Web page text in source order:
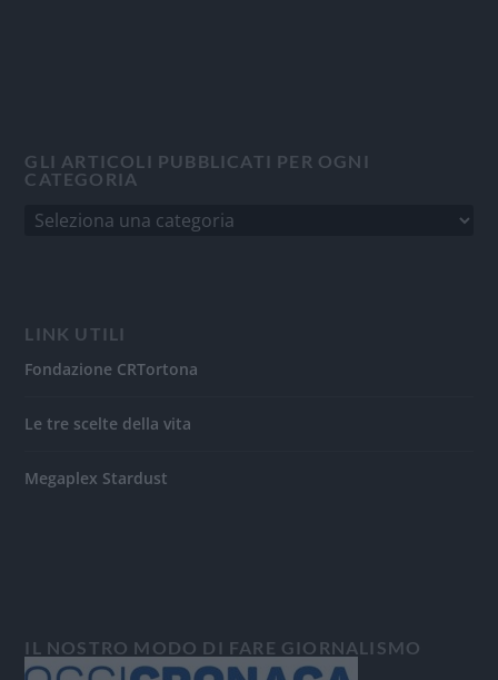
GLI ARTICOLI PUBBLICATI PER OGNI
CATEGORIA
LINK UTILI
Fondazione CRTortona
Le tre scelte della vita
Megaplex Stardust
IL NOSTRO MODO DI FARE GIORNALISMO